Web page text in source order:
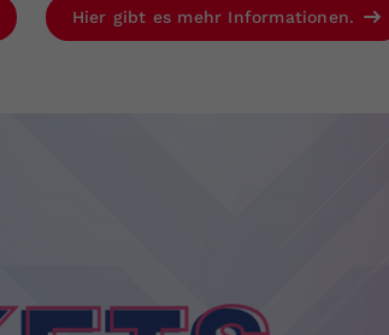
Hier gibt es mehr Informationen.